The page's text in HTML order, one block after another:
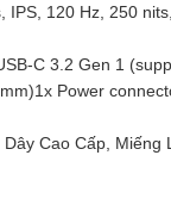
IPS, 120 Hz, 250
C 3.2 Gen 1
Power
Cao Cấp, Miếng